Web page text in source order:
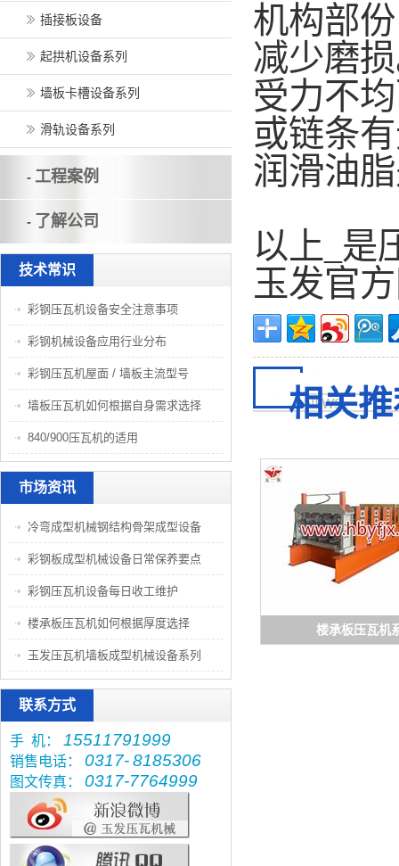
机构部
减少磨
受力不
或链条
润滑油
以上_是
玉发官
相关
楼承板压瓦机
插接板设备
起拱机设备系列
墙板卡槽设备系列
滑轨设备系列
- 工程案例
- 了解公司
技术常识
彩钢压瓦机设备安全注意事项
彩钢机械设备应用行业分布
彩钢压瓦机屋面 / 墙板主流型号
墙板压瓦机如何根据自身需求选择
840/900压瓦机的适用
市场资讯
冷弯成型机械钢结构骨架成型设备
彩钢板成型机械设备日常保养要点
彩钢压瓦机设备每日收工维护
楼承板压瓦机如何根据厚度选择
玉发压瓦机墙板成型机械设备系列
联系方式
手 机： 15511791999
销售电话： 0317-8185306
图文传真： 0317-7764999